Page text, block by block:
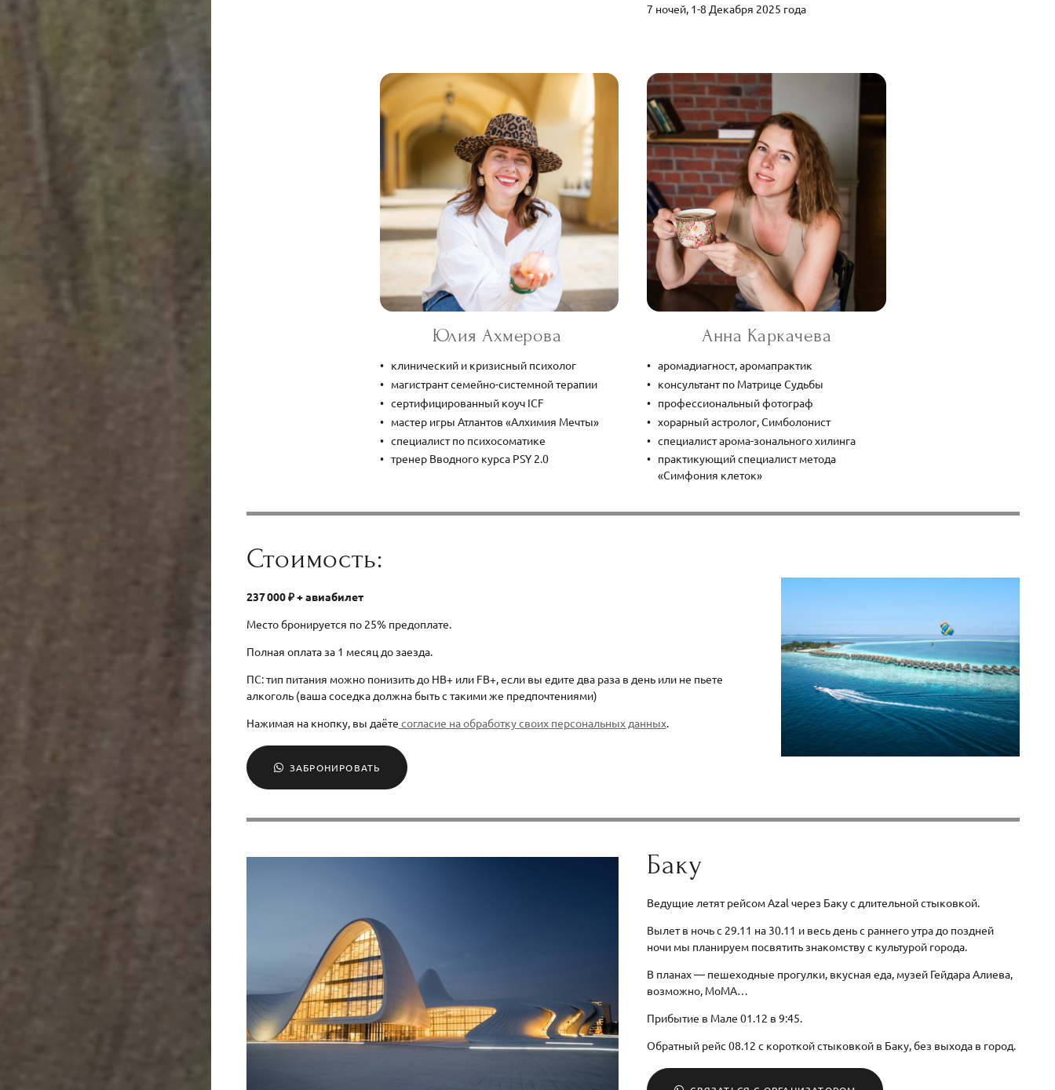
7 ночей, 1-8 Декабря 2025 года
Юлия Ахмерова
клинический и кризисный психолог
магистрант семейно-системной терапии
сертифицированный коуч ICF
мастер игры Атлантов «Алхимия Мечты»
специалист по психосоматике
тренер Вводного курса PSY 2.0
Анна Каркачева
аромадиагност, аромапрактик
консультант по Матрице Судьбы
профессиональный фотограф
хорарный астролог, Симболонист
специалист арома-зонального хилинга
практикующий специалист метода
«Симфония клеток»
Стоимость:
237 000₽ + авиабилет
Место бронируется по 25% предоплате.
Полная оплата за 1 месяц до заезда.
ПС: тип питания можно понизить до HB+ или FB+, если вы едите два раза в день или не пьете
алкоголь (ваша соседка должна быть с такими же предпочтениями)
Нажимая на кнопку, вы даёте согласие на обработку своих персональных данных.
ЗАБРОНИРОВАТЬ
Баку
Ведущие летят рейсом Azal через Баку с длительной стыковкой.
Вылет в ночь с 29.11 на 30.11 и весь день с раннего утра до поздней
ночи мы планируем посвятить знакомству с культурой города.
В планах — пешеходные прогулки, вкусная еда, музей Гейдара Алиева,
возможно, MoMA…
Прибытие в Мале 01.12 в 9:45.
Обратный рейс 08.12 с короткой стыковкой в Баку, без выхода в город.